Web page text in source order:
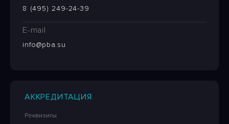
8 (495) 249-24-39
E-mail
info@pba.su
АККРЕДИТАЦИЯ
Реквизиты